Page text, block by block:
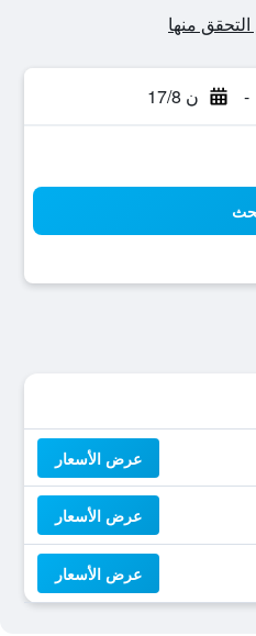
- ن 17/8
عرض الأسعار
عرض الأسعار
عرض الأسعار